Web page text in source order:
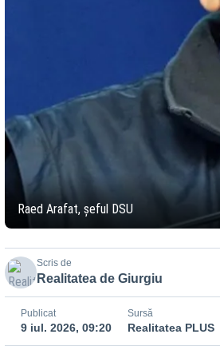
Raed Arafat, șeful DSU
Scris de
Realitatea de Giurgiu
Publicat
9 iul. 2026, 09:20
Sursă
Realitatea PLUS